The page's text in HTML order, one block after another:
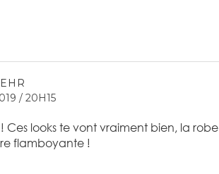
/ 20H15
Ces looks te vont vraiment bien, la
flamboyante !